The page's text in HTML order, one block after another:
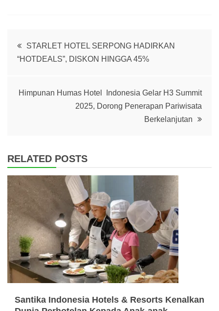
Post
navigation
STARLET HOTEL SERPONG HADIRKAN
“HOTDEALS”, DISKON HINGGA 45%
Himpunan Humas Hotel Indonesia Gelar H3 Summit
2025, Dorong Penerapan Pariwisata
Berkelanjutan
RELATED POSTS
Santika Indonesia Hotels & Resorts Kenalkan